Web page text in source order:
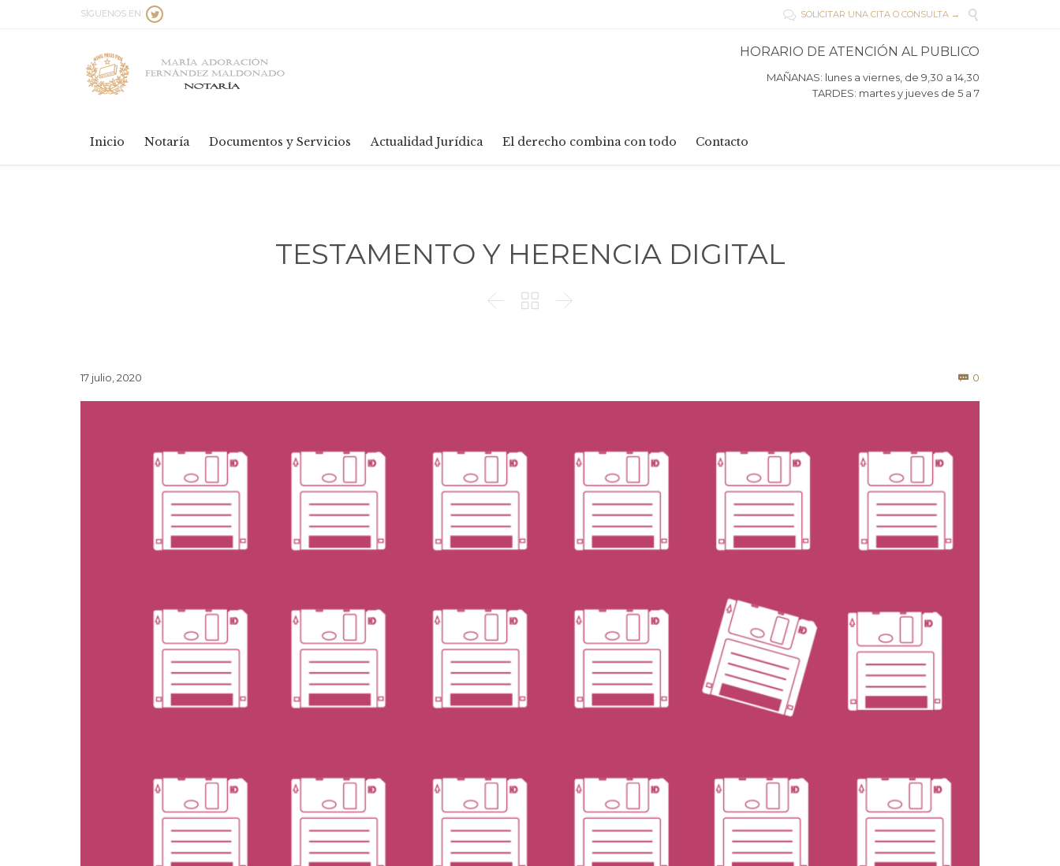
SÍGUENOS EN:   SOLICITAR UNA CITA O CONSULTA → 
HORARIO DE ATENCIÓN AL PUBLICO
MAÑANAS: lunes a viernes, de 9,30 a 14,30
TARDES: martes y jueves de 5 a 7
to
Inicio Notaría Documentos y Servicios Actualidad Jurídica El derecho combina con todo Contacto
TESTAMENTO Y HERENCIA DIGITAL
  
17 julio, 2020  0